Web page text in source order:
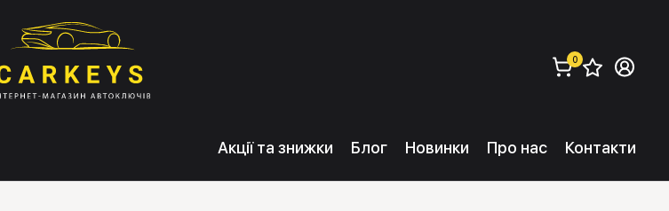
замовити (
0
Акції та знижки Блог Новинки Про нас Контакти